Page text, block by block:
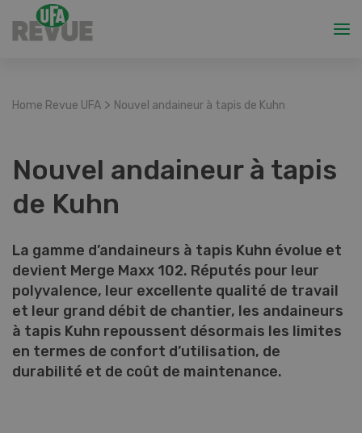
Home Revue UFA > Nouvel andaineur à tapis de Kuhn
Nouvel andaineur à tapis
de Kuhn
La gamme d’andaineurs à tapis Kuhn évolue et
devient Merge Maxx 102. Réputés pour leur
polyvalence, leur excellente qualité de travail
et leur grand débit de chantier, les andaineurs
à tapis Kuhn repoussent désormais les limites
en termes de confort d’utilisation, de
durabilité et de coût de maintenance.